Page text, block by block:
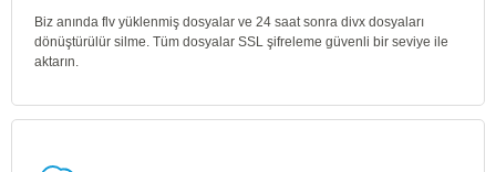
Biz anında flv yüklenmiş dosyalar ve 24 saat sonra divx dosyaları
dönüştürülür silme. Tüm dosyalar SSL şifreleme güvenli bir seviye ile
aktarın.